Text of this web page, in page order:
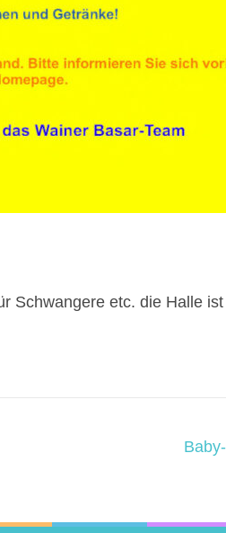
Schwangere etc. die Halle